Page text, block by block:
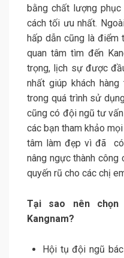
bằng chất lượng
cách tối ưu nhất.
hấp dẫn cũng là điểm
quan tâm tìm đến
trọng, lịch sự được
nhất giúp khách
trong quá trình sử
cũng có đội ngũ tư
các bạn tham khảo
tâm làm đẹp vì đã có
nâng ngực thành
quyến rũ cho các chị
Tại sao nên
Kangnam?
Hội tụ đội ngũ